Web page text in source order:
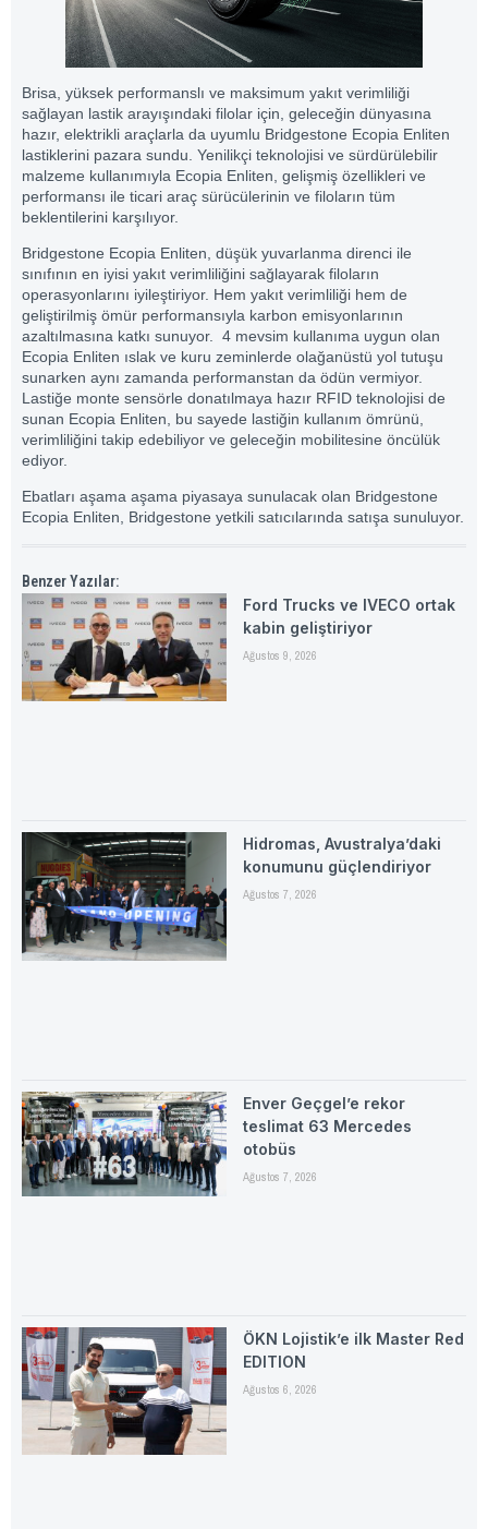
Brisa, yüksek performanslı ve maksimum yakıt verimliliği
sağlayan lastik arayışındaki filolar için, geleceğin dünyasına
hazır, elektrikli araçlarla da uyumlu Bridgestone Ecopia Enliten
lastiklerini pazara sundu. Yenilikçi teknolojisi ve sürdürülebilir
malzeme kullanımıyla Ecopia Enliten, gelişmiş özellikleri ve
performansı ile ticari araç sürücülerinin ve filoların tüm
beklentilerini karşılıyor.
Bridgestone Ecopia Enliten, düşük yuvarlanma direnci ile
sınıfının en iyisi yakıt verimliliğini sağlayarak filoların
operasyonlarını iyileştiriyor. Hem yakıt verimliliği hem de
geliştirilmiş ömür performansıyla karbon emisyonlarının
azaltılmasına katkı sunuyor. 4 mevsim kullanıma uygun olan
Ecopia Enliten ıslak ve kuru zeminlerde olağanüstü yol tutuşu
sunarken aynı zamanda performanstan da ödün vermiyor.
Lastiğe monte sensörle donatılmaya hazır RFID teknolojisi de
sunan Ecopia Enliten, bu sayede lastiğin kullanım ömrünü,
verimliliğini takip edebiliyor ve geleceğin mobilitesine öncülük
ediyor.
Ebatları aşama aşama piyasaya sunulacak olan Bridgestone
Ecopia Enliten, Bridgestone yetkili satıcılarında satışa sunuluyor.
Benzer Yazılar:
Ford Trucks ve IVECO ortak
kabin geliştiriyor
Ağustos 9, 2026
Hidromas, Avustralya’daki
konumunu güçlendiriyor
Ağustos 7, 2026
Enver Geçgel’e rekor
teslimat 63 Mercedes
otobüs
Ağustos 7, 2026
ÖKN Lojistik’e ilk Master Red
EDITION
Ağustos 6, 2026